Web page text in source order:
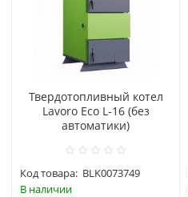
Твердотопливный котел
Lavoro Eco L-16 (без
автоматики)
Код товара: BLK0073749
В наличии